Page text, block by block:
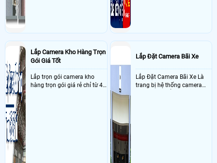
Lắp Camera Kho Hàng Trọn
Gói Giá Tốt
Lắp trọn gói camera kho
hàng trọn gói giá rẻ chỉ từ 4
Lắp Đặt Camera Bãi Xe
Lắp Đặt Camera Bãi Xe Là
trang bị hệ thống camera